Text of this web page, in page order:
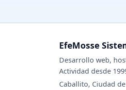
EfeMosse
Desarrollo web,
Actividad desde
Caballito, Ciudad